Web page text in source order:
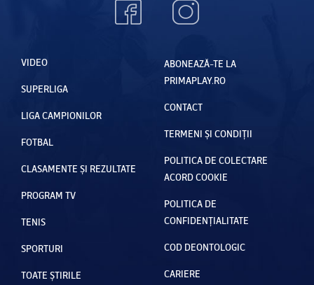
VIDEO
SUPERLIGA
LIGA CAMPIONILOR
FOTBAL
CLASAMENTE ȘI REZULTATE
PROGRAM TV
TENIS
SPORTURI
TOATE ȘTIRILE
ABONEAZĂ-TE LA
PRIMAPLAY.RO
CONTACT
TERMENI ȘI CONDIȚII
POLITICA DE COLECTARE
ACORD COOKIE
POLITICA DE
CONFIDENȚIALITATE
COD DEONTOLOGIC
CARIERE